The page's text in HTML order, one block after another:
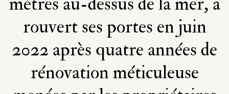
rouvert ses portes en juin
2022 après quatre années de
rénovation méticuleuse